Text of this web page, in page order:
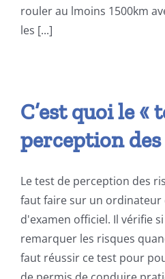
rouler au lmoins 1500km
les [...]
C’est quoi le «
perception des
Le test de perception des
faut faire sur un ordinateur
d'examen officiel. Il vérifie
remarquer les risques
faut réussir ce test pour